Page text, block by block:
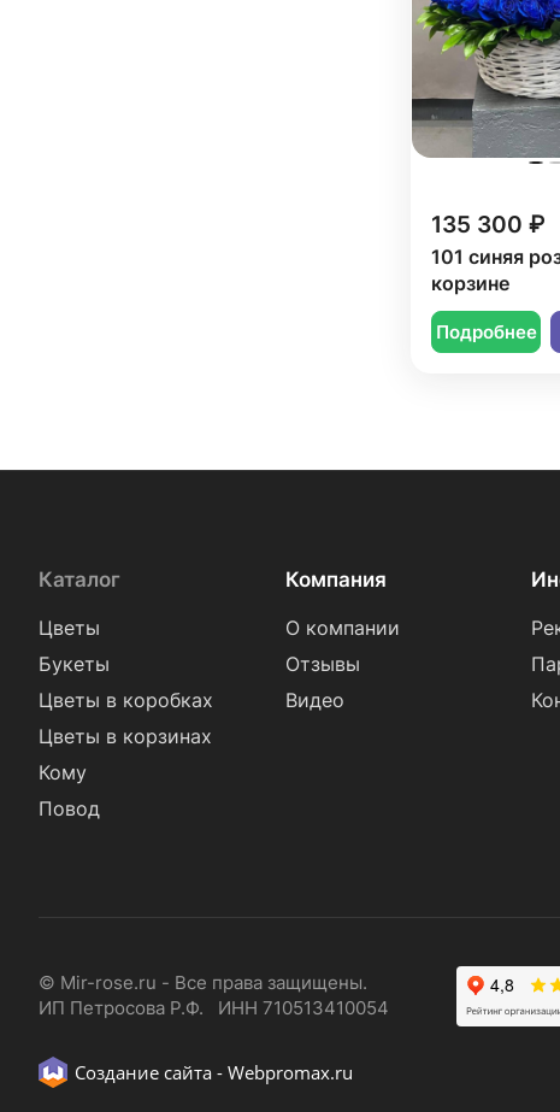
135 300 ₽
101 синяя
корзине
Подробнее
Каталог
Цветы
Букеты
Цветы в коробках
Цветы в корзинах
Кому
Повод
Компания
О компании
Отзывы
Видео
© Mir-rose.ru - Все права защищены.
ИП Петросова Р.Ф. ИНН 710513410054
Создание сайта - Webpromax.ru